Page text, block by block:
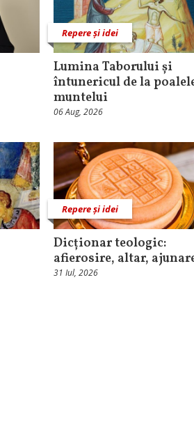
Repere și idei
Lumina Taborului și
întunericul de la
muntelui
06 Aug, 2026
Repere și idei
Dicționar teologic:
afierosire, altar,
31 Iul, 2026